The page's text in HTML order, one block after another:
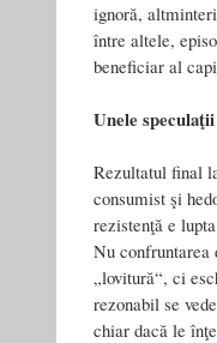
ignoră,
între altele,
beneficiar al
Unele
Rezultatul final
consumist şi
rezistenţă e
Nu confruntarea
„lovitură“, ci
rezonabil se
chiar dacă le